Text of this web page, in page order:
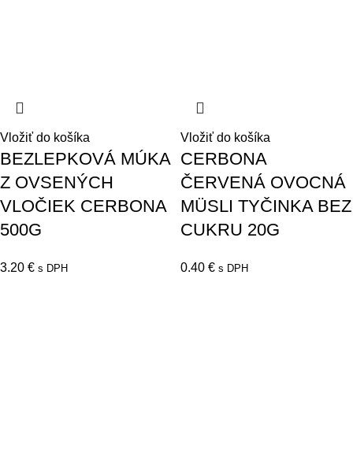
Vložiť do košíka
BEZLEPKOVÁ MÚKA
Z OVSENÝCH
VLOČIEK CERBONA
500G
3.20 € s DPH
Vložiť do košíka
CERBONA
ČERVENÁ OVOCNÁ
MÜSLI TYČINKA BEZ
CUKRU 20G
0.40 € s DPH